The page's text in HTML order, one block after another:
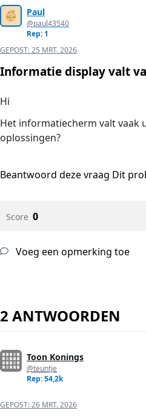
Paul
@paul43540
Rep: 1
GEPOST:25 MRT. 2026
Informatie display valt
Hi
Het informatiecherm valt vaak
oplossingen?
Beantwoord deze vraag Dit
Score 0
Voeg een opmerking toe
2 ANTWOORDEN
Toon Konings
@teuntje
Rep: 54,2k
GEPOST:26 MRT. 2026